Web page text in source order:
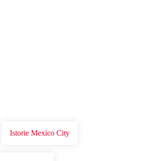
Istorie Mexico City